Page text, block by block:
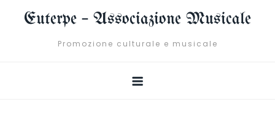
Euterpe – Associazione Musicale
Promozione culturale e musicale